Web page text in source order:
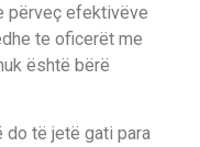
përveç efektivëve
te oficerët me
është bërë
të jetë gati para